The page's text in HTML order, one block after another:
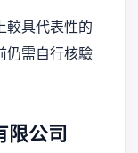
較具代表性的
仍需自行核驗
限公司